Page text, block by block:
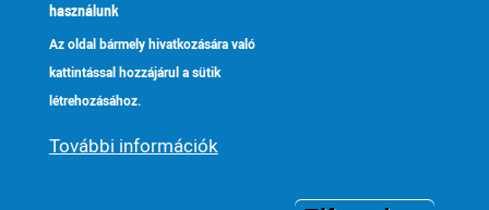
Lábléc
Naptár
Alapítvány
Adatkezelés
használunk
Az oldal bármely hivatkozására való
kattintással hozzájárul a sütik
létrehozásához.
További információk